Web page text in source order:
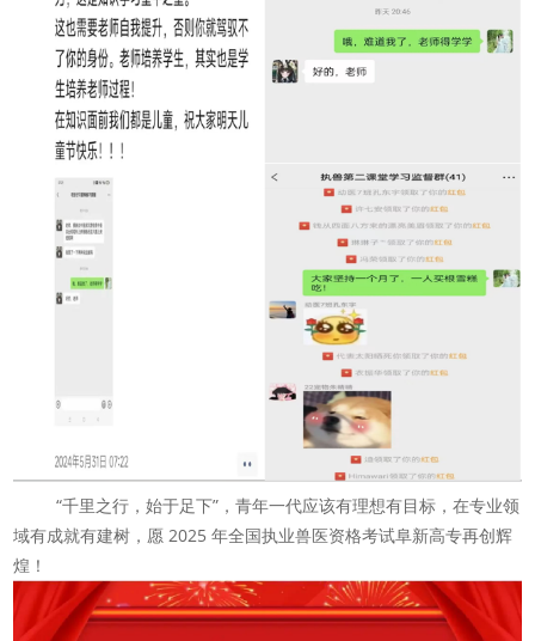
“千里之行，始于足下”，青年一代应该有理想有目标，在专业领
域有成就有建树，愿 2025 年全国执业兽医资格考试阜新高专再创辉
煌！